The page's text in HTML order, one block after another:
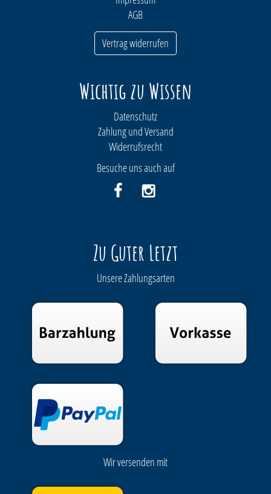
AGB
Vertrag widerrufen
Wichtig zu Wissen
Datenschutz
Zahlung und Versand
Widerrufsrecht
Besuche uns auch auf
Zu Guter Letzt
Unsere Zahlungsarten
Wir versenden mit